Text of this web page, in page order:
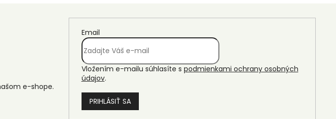
e-shope.
Email
Vložením e-mailu súhlasíte s podmienkami ochrany osobných
údajov.
PRIHLÁSIŤ SA